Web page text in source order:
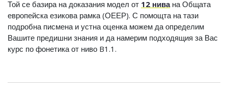
Той се базира на доказания модел от 12 нивана Общата
европейска езикова рамка (ОЕЕР). С помощта на тази
подробна писмена и устна оценка можем да определим
Вашите предишни знания и да намерим подходящия за Вас
курс по фонетика от ниво B1.1.